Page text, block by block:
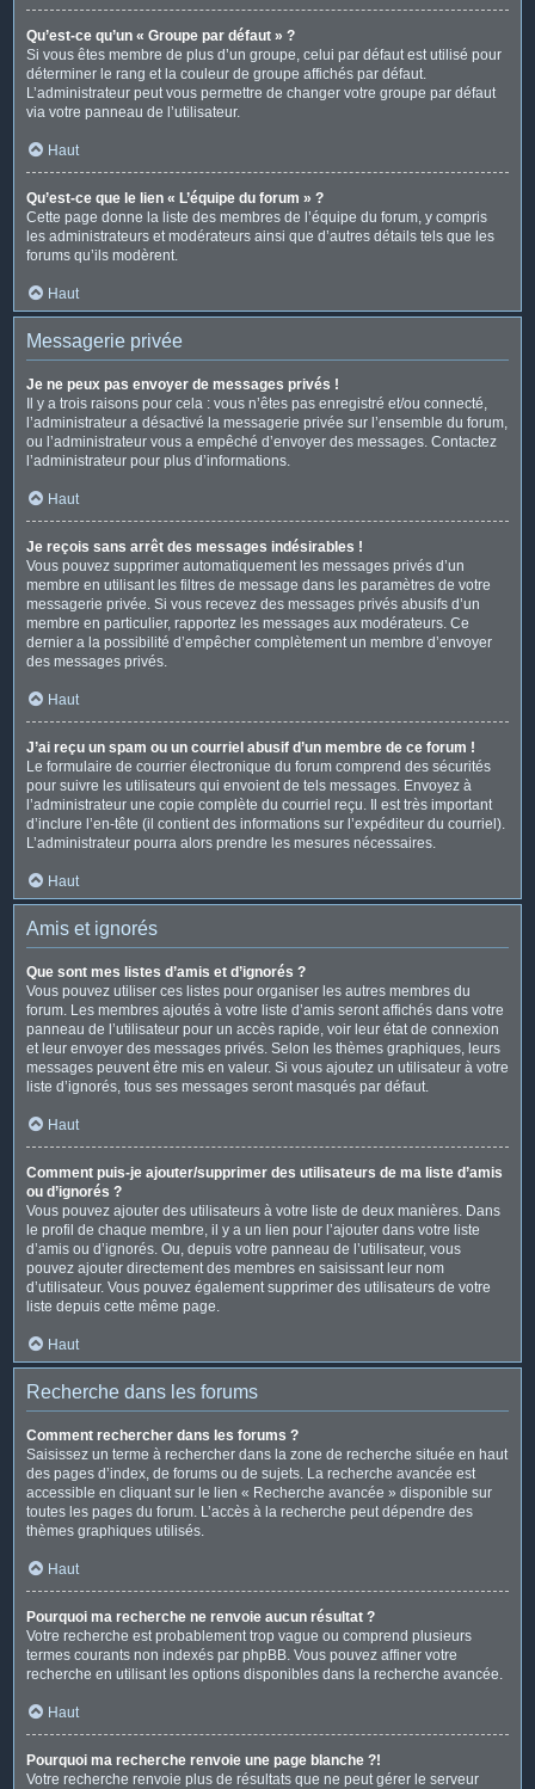
Qu’est-ce qu’un « Groupe par défaut » ?
Si vous êtes membre de plus d’un groupe, celui par défaut est utilisé pour
déterminer le rang et la couleur de groupe affichés par défaut.
L’administrateur peut vous permettre de changer votre groupe par défaut
via votre panneau de l’utilisateur.
Haut
Qu’est-ce que le lien « L’équipe du forum » ?
Cette page donne la liste des membres de l’équipe du forum, y compris
les administrateurs et modérateurs ainsi que d’autres détails tels que les
forums qu’ils modèrent.
Haut
Messagerie privée
Je ne peux pas envoyer de messages privés !
Il y a trois raisons pour cela : vous n’êtes pas enregistré et/ou connecté,
l’administrateur a désactivé la messagerie privée sur l’ensemble du forum,
ou l’administrateur vous a empêché d’envoyer des messages. Contactez
l’administrateur pour plus d’informations.
Haut
Je reçois sans arrêt des messages indésirables !
Vous pouvez supprimer automatiquement les messages privés d’un
membre en utilisant les filtres de message dans les paramètres de votre
messagerie privée. Si vous recevez des messages privés abusifs d’un
membre en particulier, rapportez les messages aux modérateurs. Ce
dernier a la possibilité d’empêcher complètement un membre d’envoyer
des messages privés.
Haut
J’ai reçu un spam ou un courriel abusif d’un membre de ce forum !
Le formulaire de courrier électronique du forum comprend des sécurités
pour suivre les utilisateurs qui envoient de tels messages. Envoyez à
l’administrateur une copie complète du courriel reçu. Il est très important
d’inclure l’en-tête (il contient des informations sur l’expéditeur du courriel).
L’administrateur pourra alors prendre les mesures nécessaires.
Haut
Amis et ignorés
Que sont mes listes d’amis et d’ignorés ?
Vous pouvez utiliser ces listes pour organiser les autres membres du
forum. Les membres ajoutés à votre liste d’amis seront affichés dans votre
panneau de l’utilisateur pour un accès rapide, voir leur état de connexion
et leur envoyer des messages privés. Selon les thèmes graphiques, leurs
messages peuvent être mis en valeur. Si vous ajoutez un utilisateur à votre
liste d’ignorés, tous ses messages seront masqués par défaut.
Haut
Comment puis-je ajouter/supprimer des utilisateurs de ma liste d’amis
ou d’ignorés ?
Vous pouvez ajouter des utilisateurs à votre liste de deux manières. Dans
le profil de chaque membre, il y a un lien pour l’ajouter dans votre liste
d’amis ou d’ignorés. Ou, depuis votre panneau de l’utilisateur, vous
pouvez ajouter directement des membres en saisissant leur nom
d’utilisateur. Vous pouvez également supprimer des utilisateurs de votre
liste depuis cette même page.
Haut
Recherche dans les forums
Comment rechercher dans les forums ?
Saisissez un terme à rechercher dans la zone de recherche située en haut
des pages d’index, de forums ou de sujets. La recherche avancée est
accessible en cliquant sur le lien « Recherche avancée » disponible sur
toutes les pages du forum. L’accès à la recherche peut dépendre des
thèmes graphiques utilisés.
Haut
Pourquoi ma recherche ne renvoie aucun résultat ?
Votre recherche est probablement trop vague ou comprend plusieurs
termes courants non indexés par phpBB. Vous pouvez affiner votre
recherche en utilisant les options disponibles dans la recherche avancée.
Haut
Pourquoi ma recherche renvoie une page blanche ?!
Votre recherche renvoie plus de résultats que ne peut gérer le serveur